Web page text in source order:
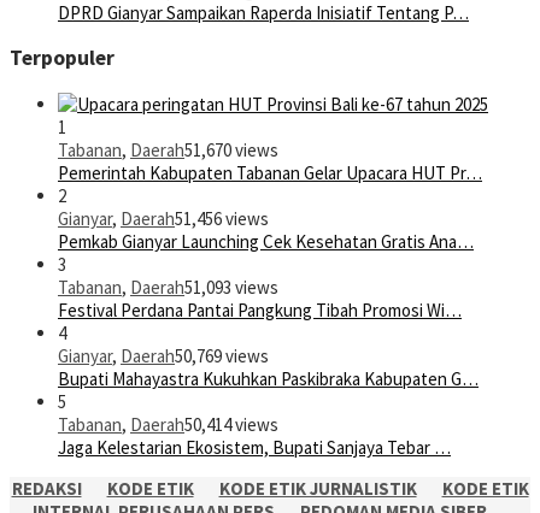
DPRD Gianyar Sampaikan Raperda Inisiatif Tentang P…
Terpopuler
1
Tabanan, Daerah51,670 views
Pemerintah Kabupaten Tabanan Gelar Upacara HUT Pr…
2
Gianyar, Daerah51,456 views
Pemkab Gianyar Launching Cek Kesehatan Gratis Ana…
3
Tabanan, Daerah51,093 views
Festival Perdana Pantai Pangkung Tibah Promosi Wi…
4
Gianyar, Daerah50,769 views
Bupati Mahayastra Kukuhkan Paskibraka Kabupaten G…
5
Tabanan, Daerah50,414 views
Jaga Kelestarian Ekosistem, Bupati Sanjaya Tebar …
REDAKSI
KODE ETIK KODE ETIK JURNALISTIK
KODE ETIK